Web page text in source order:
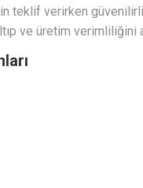
teklif verirken
ve üretim